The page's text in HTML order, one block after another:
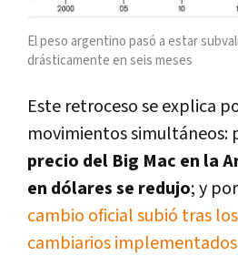
El peso argentino pasó a estar
drásticamente en seis meses
Este retroceso se explica
movimientos simultáneos:
precio del Big Mac en la
en dólares se redujo; y
cambio oficial subió tras
cambiarios